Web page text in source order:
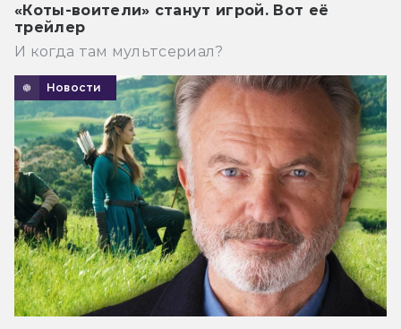
«Коты-воители» станут игрой. Вот её
трейлер
И когда там мультсериал?
Новости